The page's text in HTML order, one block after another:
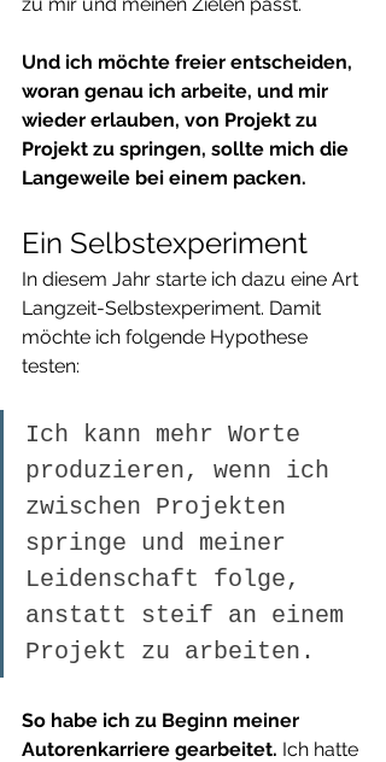
Und ich möchte freier entscheiden,
woran genau ich arbeite, und mir
wieder erlauben, von Projekt zu
Projekt zu springen, sollte mich die
Langeweile bei einem packen.
Ein Selbstexperiment
In diesem Jahr starte ich dazu eine Art
Langzeit-Selbstexperiment. Damit
möchte ich folgende Hypothese
testen:
Ich kann mehr Worte
produzieren, wenn ich
zwischen Projekten
springe und meiner
Leidenschaft folge,
anstatt steif an einem
Projekt zu arbeiten.
So habe ich zu Beginn meiner
Autorenkarriere gearbeitet. Ich hatte